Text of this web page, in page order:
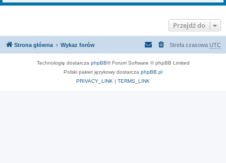
Przejdź do
Strona główna Wykaz forów Strefa czasowa UTC
Technologię dostarcza phpBB® Forum Software © phpBB Limited
Polski pakiet językowy dostarcza phpBB.pl
PRIVACY_LINK | TERMS_LINK